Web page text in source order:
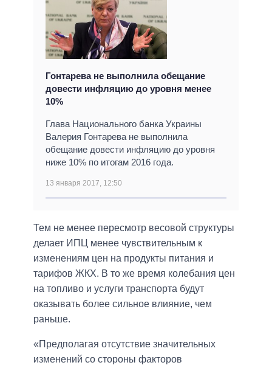
Гонтарева не выполнила обещание
довести инфляцию до уровня менее
10%
Глава Национального банка Украины
Валерия Гонтарева не выполнила
обещание довести инфляцию до уровня
ниже 10% по итогам 2016 года.
13 января 2017, 12:50
Тем не менее пересмотр весовой структуры
делает ИПЦ менее чувствительным к
изменениям цен на продукты питания и
тарифов ЖКХ. В то же время колебания цен
на топливо и услуги транспорта будут
оказывать более сильное влияние, чем
раньше.
«Предполагая отсутствие значительных
изменений со стороны факторов